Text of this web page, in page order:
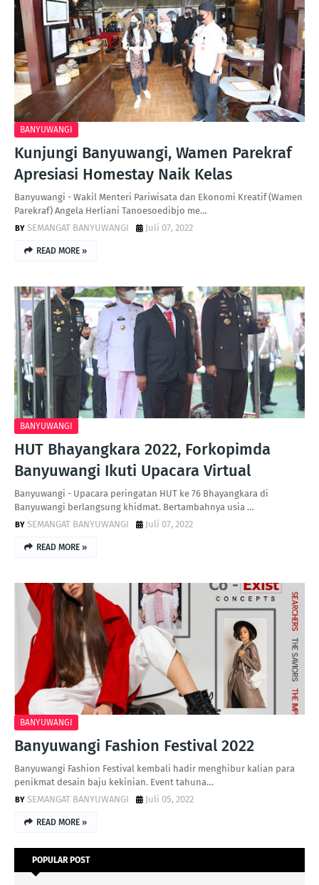
BANYUWANGI
Kunjungi Banyuwangi, Wamen Parekraf
Apresiasi Homestay Naik Kelas
Banyuwangi - Wakil Menteri Pariwisata dan Ekonomi Kreatif (Wamen
Parekraf) Angela Herliani Tanoesoedibjo me…
SEMANGAT BANYUWANGI
Juli 07, 2022
READ MORE »
BANYUWANGI
HUT Bhayangkara 2022, Forkopimda
Banyuwangi Ikuti Upacara Virtual
Banyuwangi - Upacara peringatan HUT ke 76 Bhayangkara di
Banyuwangi berlangsung khidmat. Bertambahnya usia …
SEMANGAT BANYUWANGI
Juli 07, 2022
READ MORE »
BANYUWANGI
Banyuwangi Fashion Festival 2022
Banyuwangi Fashion Festival kembali hadir menghibur kalian para
penikmat desain baju kekinian. Event tahuna…
SEMANGAT BANYUWANGI
Juli 05, 2022
READ MORE »
POPULAR POST